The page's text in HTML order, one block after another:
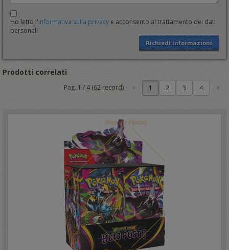
Ho letto l'informativa sulla privacy e acconsento al trattamento dei dati
personali
Richiedi informazioni
Prodotti correlati
Pag. 1 / 4 (62 record) 1